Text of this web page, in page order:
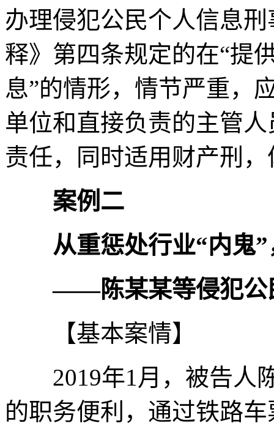
办理侵犯公民个人信息
释》第四条规定的在“提
息”的情形，情节严重，
单位和直接负责的主管
责任，同时适用财产刑
案例二
从重惩处行业“内鬼
——陈某某等侵犯公
【基本案情】
2019年1月，被告人
的职务便利，通过铁路